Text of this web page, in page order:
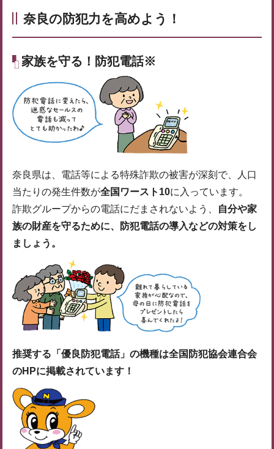
奈良の防犯力を高めよう！
家族を守る！防犯電話※
奈良県は、電話等による特殊詐欺の被害が深刻で、人口
当たりの発生件数が全国ワースト10に入っています。
詐欺グループからの電話にだまされないよう、
自分や家
族の財産を守るために、防犯電話の導入などの対策をし
ましょう。
推奨する「優良防犯電話」の機種は全国防犯協会連合会
のHPに掲載されています！